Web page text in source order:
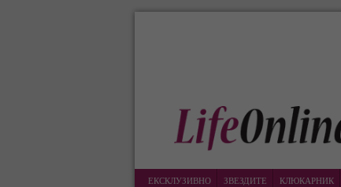
ЕКСКЛУЗИВНО ЗВЕЗДИТЕ КЛЮКАРНИК